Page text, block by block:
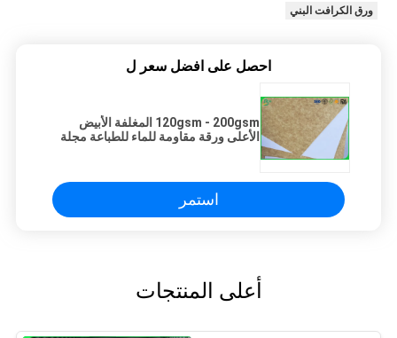
ورق الكرافت البني
احصل على افضل سعر ل
120gsm - 200gsm المغلفة الأبيض
الأعلى ورقة مقاومة للماء للطباعة مجلة
استمر
أعلى المنتجات